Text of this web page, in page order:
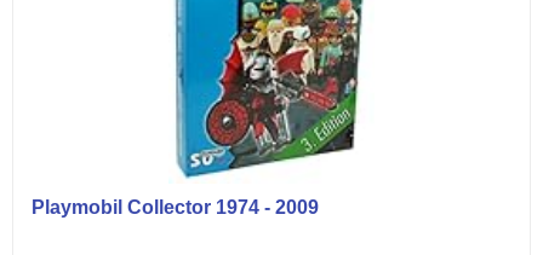
Playmobil Collector 1974 - 2009